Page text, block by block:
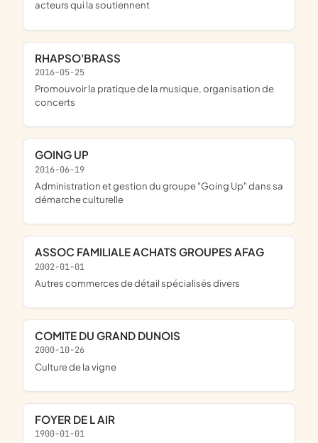
acteurs qui la soutiennent
RHAPSO'BRASS
2016-05-25
promouvoir la pratique de la musique, organisation de
concerts
GOING UP
2016-06-19
administration et gestion du groupe "Going Up" dans sa
démarche culturelle
ASSOC FAMILIALE ACHATS GROUPES AFAG
2002-01-01
Autres commerces de détail spécialisés divers
COMITE DU GRAND DUNOIS
2000-10-26
Culture de la vigne
FOYER DE L AIR
1900-01-01